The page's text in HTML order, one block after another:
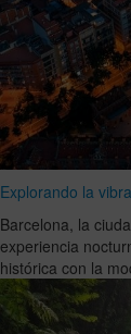
Explorando la
Barcelona, la
experiencia
histórica con la